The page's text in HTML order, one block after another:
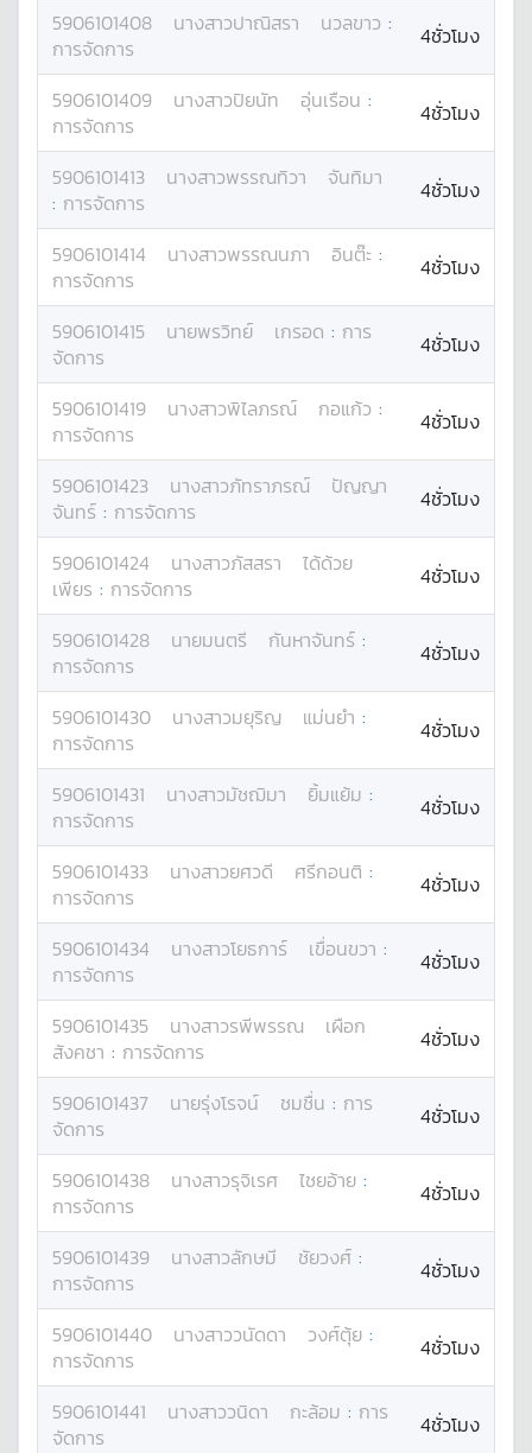
5906101408 นางสาวปาณิสรา นวลขาว :
การจัดการ
4ชั่วโมง
5906101409 นางสาวปิยนัท อุ่นเรือน :
การจัดการ
4ชั่วโมง
5906101413 นางสาวพรรณทิวา
จันทิมา
: การจัดการ 4ชั่วโมง
5906101414 นางสาวพรรณนภา อินต๊ะ :
การจัดการ
4ชั่วโมง
5906101415 นายพรวิทย์ เกรอด : การ
จัดการ
4ชั่วโมง
5906101419 นางสาวพิไลภรณ์ กอแก้ว :
การจัดการ
4ชั่วโมง
5906101423 นางสาวภัทราภรณ์
ปัญญา
จันทร์ : การจัดการ 4ชั่วโมง
5906101424 นางสาวภัสสรา
ได้ด้วย
เพียร : การจัดการ 4ชั่วโมง
5906101428 นายมนตรี กันหาจันทร์ :
การจัดการ
4ชั่วโมง
5906101430 นางสาวมยุริญ แม่นยำ :
การจัดการ
4ชั่วโมง
5906101431 นางสาวมัชฌิมา ยิ้มแย้ม :
การจัดการ
4ชั่วโมง
5906101433 นางสาวยศวดี ศรีกอนติ :
การจัดการ
4ชั่วโมง
5906101434 นางสาวโยธการ์ เขื่อนขวา :
การจัดการ
4ชั่วโมง
5906101435 นางสาวรพีพรรณ
เผือก
สังคชา : การจัดการ 4ชั่วโมง
5906101437 นายรุ่งโรจน์ ชมชื่น : การ
จัดการ
4ชั่วโมง
5906101438 นางสาวรุจิเรศ ไชยอ้าย :
การจัดการ
4ชั่วโมง
5906101439 นางสาวลักษมี ชัยวงศ์ :
การจัดการ
4ชั่วโมง
5906101440 นางสาววนัดดา วงศ์ตุ้ย :
การจัดการ
4ชั่วโมง
5906101441 นางสาววนิดา กะล้อม : การ
จัดการ
4ชั่วโมง